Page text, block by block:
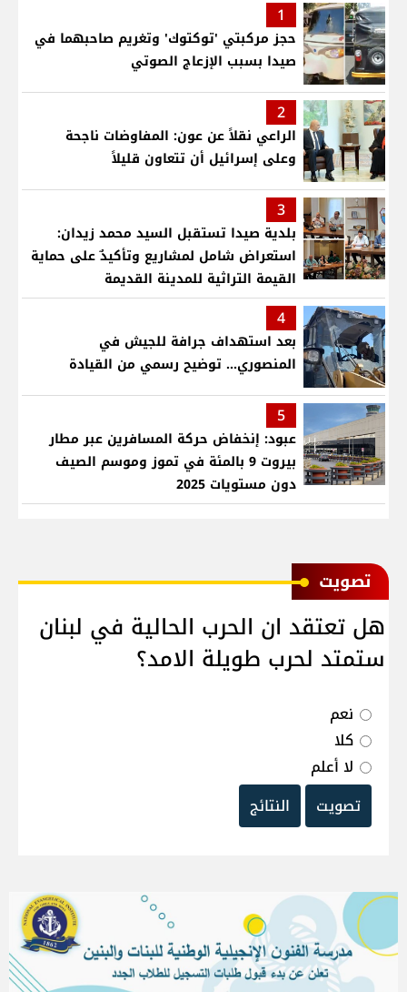
1
حجز مركبتي 'توكتوك' وتغريم صاحبهما في
صيدا بسبب الإزعاج الصوتي
2
الراعي نقلاً عن عون: المفاوضات ناجحة
وعلى إسرائيل أن تتعاون قليلاً
3
بلدية صيدا تستقبل السيد محمد زيدان:
استعراض شامل لمشاريع وتأكيدٌ على حماية
القيمة التراثية للمدينة القديمة
4
بعد استهداف جرافة للجيش في
المنصوري... توضيح رسمي من القيادة
5
عبود: إنخفاض حركة المسافرين عبر مطار
بيروت 9 بالمئة في تموز وموسم الصيف
دون مستويات 2025
ﺗﺼﻮﻳﺖ
هل تعتقد ان الحرب الحالية في لبنان
ستمتد لحرب طويلة الامد؟
نعم
كلا
لا أعلم
تصويت
النتائج